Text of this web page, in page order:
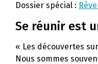
Dossier spécial :
Se réunir est
« Les découvertes
Nous sommes